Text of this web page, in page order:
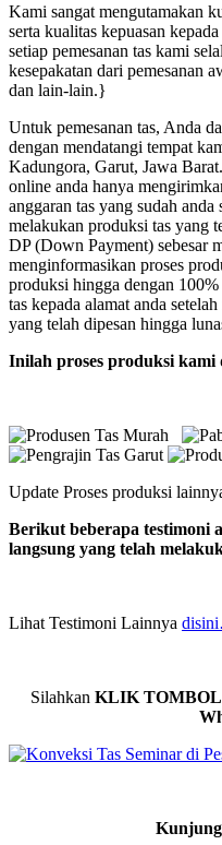
Kami sangat mengutamakan
serta kualitas kepuasan
setiap pemesanan tas kami
kesepakatan dari pemesanan
dan lain-lain.}
Untuk pemesanan tas, Anda
dengan mendatangi tempat
Kadungora, Garut, Jawa
online anda hanya
anggaran tas yang sudah
melakukan produksi tas yang
DP (Down Payment) sebesar
menginformasikan proses
produksi hingga dengan
tas kepada alamat anda
yang telah dipesan hingga
Inilah proses produksi kami
Update Proses produksi
Berikut beberapa testimoni
langsung yang telah
Lihat Testimoni Lainnya
Silahkan KLIK TOMBOL